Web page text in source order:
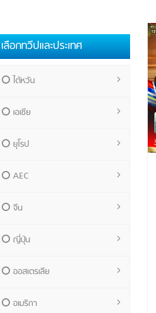
เลือกทวีปและประเทศ
ไต้หวัน
เอเชีย
ยุโรป
AEC
จีน
ญี่ปุ่น
ออสเตรเลีย
อเมริกา